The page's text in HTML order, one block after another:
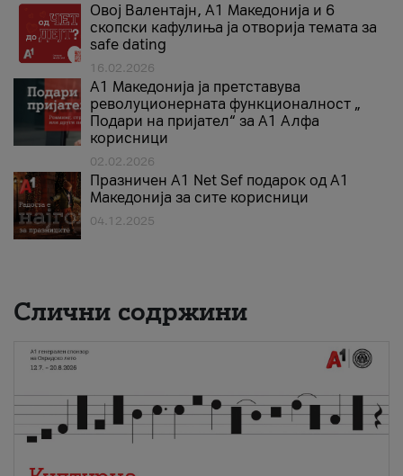
Овој Валентајн, A1 Македонија и 6
скопски кафулиња ја отворија темата за
safe dating
16.02.2026
А1 Македонија ја претставува
револуционерната функционалност „
Подари на пријател“ за А1 Алфа
корисници
02.02.2026
Празничен A1 Net Sеf подарок од А1
Македонија за сите корисници
04.12.2025
Слични содржини